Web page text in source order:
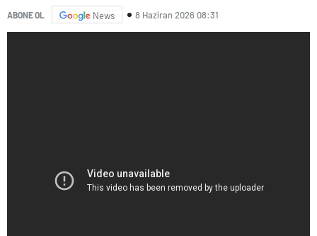
ABONE OL News 8 Haziran 2026 08:31